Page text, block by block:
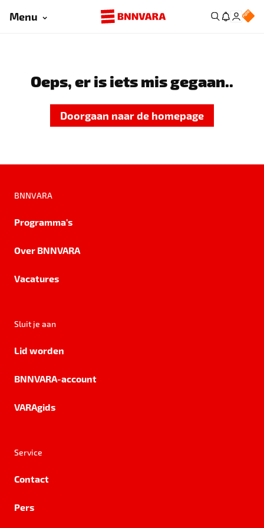
Menu
Oeps, er is iets mis gegaan..
Doorgaan naar de homepage
BNNVARA
Programma's
Over BNNVARA
Vacatures
Sluit je aan
Lid worden
BNNVARA-account
VARAgids
Service
Contact
Pers